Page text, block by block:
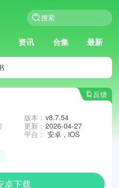
资讯 合集 最新
反馈
版本： v8.7.54
更新： 2026-04-27
平台： 安卓，iOS
卓下载